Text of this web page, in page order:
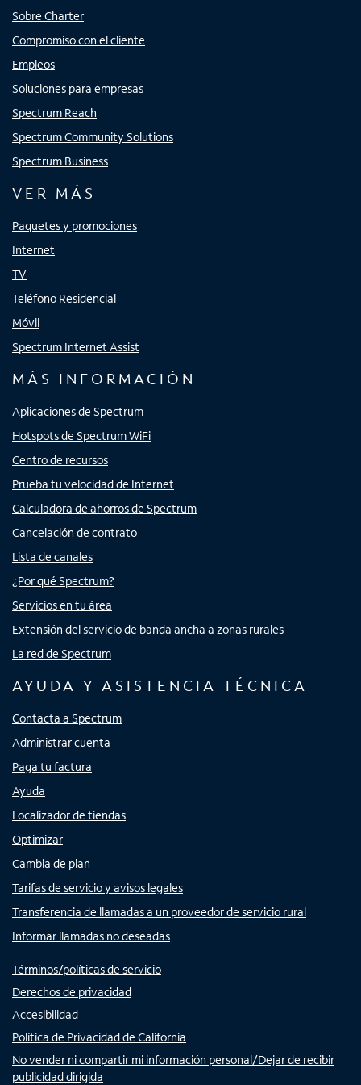
Sobre Charter
Compromiso con el cliente
Empleos
Soluciones para empresas
Spectrum Reach
Spectrum Community Solutions
Spectrum Business
VER MÁS
Paquetes y promociones
Internet
TV
Teléfono Residencial
Móvil
Spectrum Internet Assist
MÁS INFORMACIÓN
Aplicaciones de Spectrum
Hotspots de Spectrum WiFi
Centro de recursos
Prueba tu velocidad de Internet
Calculadora de ahorros de Spectrum
Cancelación de contrato
Lista de canales
¿Por qué Spectrum?
Servicios en tu área
Extensión del servicio de banda ancha a zonas rurales
La red de Spectrum
AYUDA Y ASISTENCIA TÉCNICA
Contacta a Spectrum
Administrar cuenta
Paga tu factura
Ayuda
Localizador de tiendas
Optimizar
Cambia de plan
Tarifas de servicio y avisos legales
Transferencia de llamadas a un proveedor de servicio rural
Informar llamadas no deseadas
Términos/políticas de servicio
Derechos de privacidad
Accesibilidad
Política de Privacidad de California
No vender ni compartir mi información personal/Dejar de recibir
publicidad dirigida